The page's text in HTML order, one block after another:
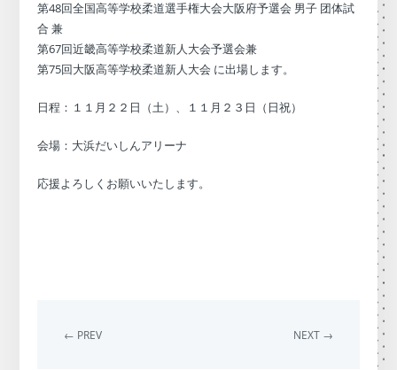
第48回全国高等学校柔道選手権大会大阪府予選会 男子 团体試
合 兼
第67回近畿高等学校柔道新人大会予選会兼
第75回大阪高等学校柔道新人大会 に出場します。
日程：１１月２２日（土）、１１月２３日（日祝）
会場：大浜だいしんアリーナ
応援よろしくお願いいたします。
← PREV NEXT →